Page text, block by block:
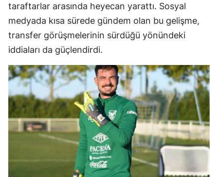
taraftarlar arasında heyecan yarattı. Sosyal
medyada kısa sürede gündem olan bu gelişme,
transfer görüşmelerinin sürdüğü yönündeki
iddiaları da güçlendirdi.